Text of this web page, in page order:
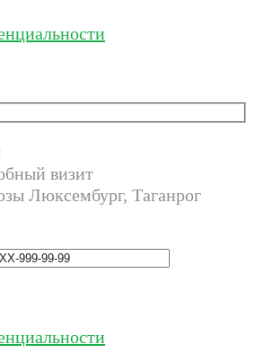
визит
Люксембург, Таганрог